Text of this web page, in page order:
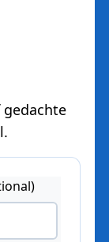
gedachte